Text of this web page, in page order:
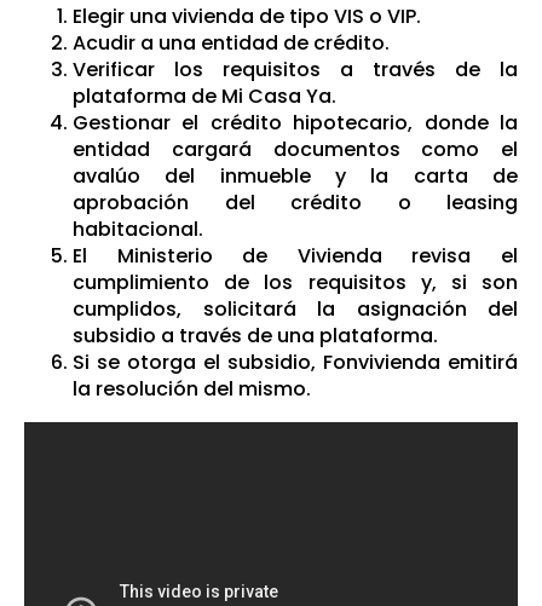
Elegir una vivienda de tipo VIS o VIP.
Acudir a una entidad de crédito.
Verificar los requisitos a través de la
plataforma de Mi Casa Ya.
Gestionar el crédito hipotecario, donde la
entidad cargará documentos como el
avalúo del inmueble y la carta de
aprobación del crédito o leasing
habitacional.
El Ministerio de Vivienda revisa el
cumplimiento de los requisitos y, si son
cumplidos, solicitará la asignación del
subsidio a través de una plataforma.
Si se otorga el subsidio, Fonvivienda emitirá
la resolución del mismo.